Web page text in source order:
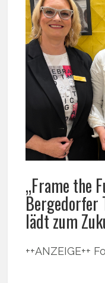
„Frame the
Bergedorfer
lädt zum
++ANZEIGE++